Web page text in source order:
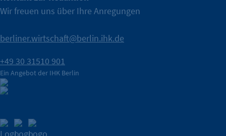
Wir freuen uns über Ihre Anregungen
berliner.wirtschaft@berlin.ihk.de
+49 30 31510 901
Ein Angebot der IHK Berlin